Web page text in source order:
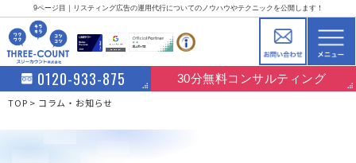
9ページ目｜リスティング広告の運用代行についてのノウハウやテクニックを公開します！
0120-933-875 30分無料コンサルティング
TOP コラム・お知らせ